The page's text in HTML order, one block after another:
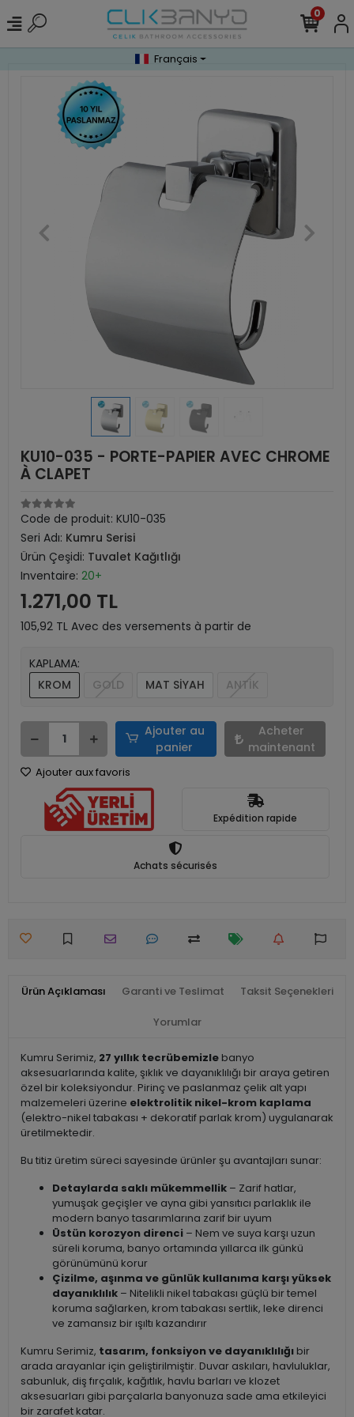
0
Français
KU10-035 - PORTE-PAPIER AVEC CHROME
À CLAPET
Code de produit: KU10-035
Seri Adı: Kumru Serisi
Ürün Çeşidi: Tuvalet Kağıtlığı
Inventaire: 20+
1.271,00 TL
105,92 TL Avec des versements à partir de
KAPLAMA:
KROM
GOLD MAT SİYAH ANTİK
Ajouter au
panier
Acheter
maintenant
Ajouter aux favoris
Expédition rapide
Achats sécurisés
Ürün Açıklaması Garanti ve Teslimat Taksit Seçenekleri
Yorumlar
Kumru Serimiz, 27 yıllık tecrübemizle banyo
aksesuarlarında kalite, şıklık ve dayanıklılığı bir araya getiren
özel bir koleksiyondur. Pirinç ve paslanmaz çelik alt yapı
malzemeleri üzerine elektrolitik nikel-krom kaplama
(elektro-nikel tabakası + dekoratif parlak krom) uygulanarak
üretilmektedir.
Bu titiz üretim süreci sayesinde ürünler şu avantajları sunar:
Detaylarda saklı mükemmellik – Zarif hatlar,
yumuşak geçişler ve ayna gibi yansıtıcı parlaklık ile
modern banyo tasarımlarına zarif bir uyum
Üstün korozyon direnci – Nem ve suya karşı uzun
süreli koruma, banyo ortamında yıllarca ilk günkü
görünümünü korur
Çizilme, aşınma ve günlük kullanıma karşı yüksek
dayanıklılık – Nitelikli nikel tabakası güçlü bir temel
koruma sağlarken, krom tabakası sertlik, leke direnci
ve zamansız bir ışıltı kazandırır
Kumru Serimiz, tasarım, fonksiyon ve dayanıklılığı bir
arada arayanlar için geliştirilmiştir. Duvar askıları, havluluklar,
sabunluk, diş fırçalık, kağıtlık, havlu barları ve klozet
aksesuarları gibi parçalarla banyonuza sade ama etkileyici
bir zarafet katar.